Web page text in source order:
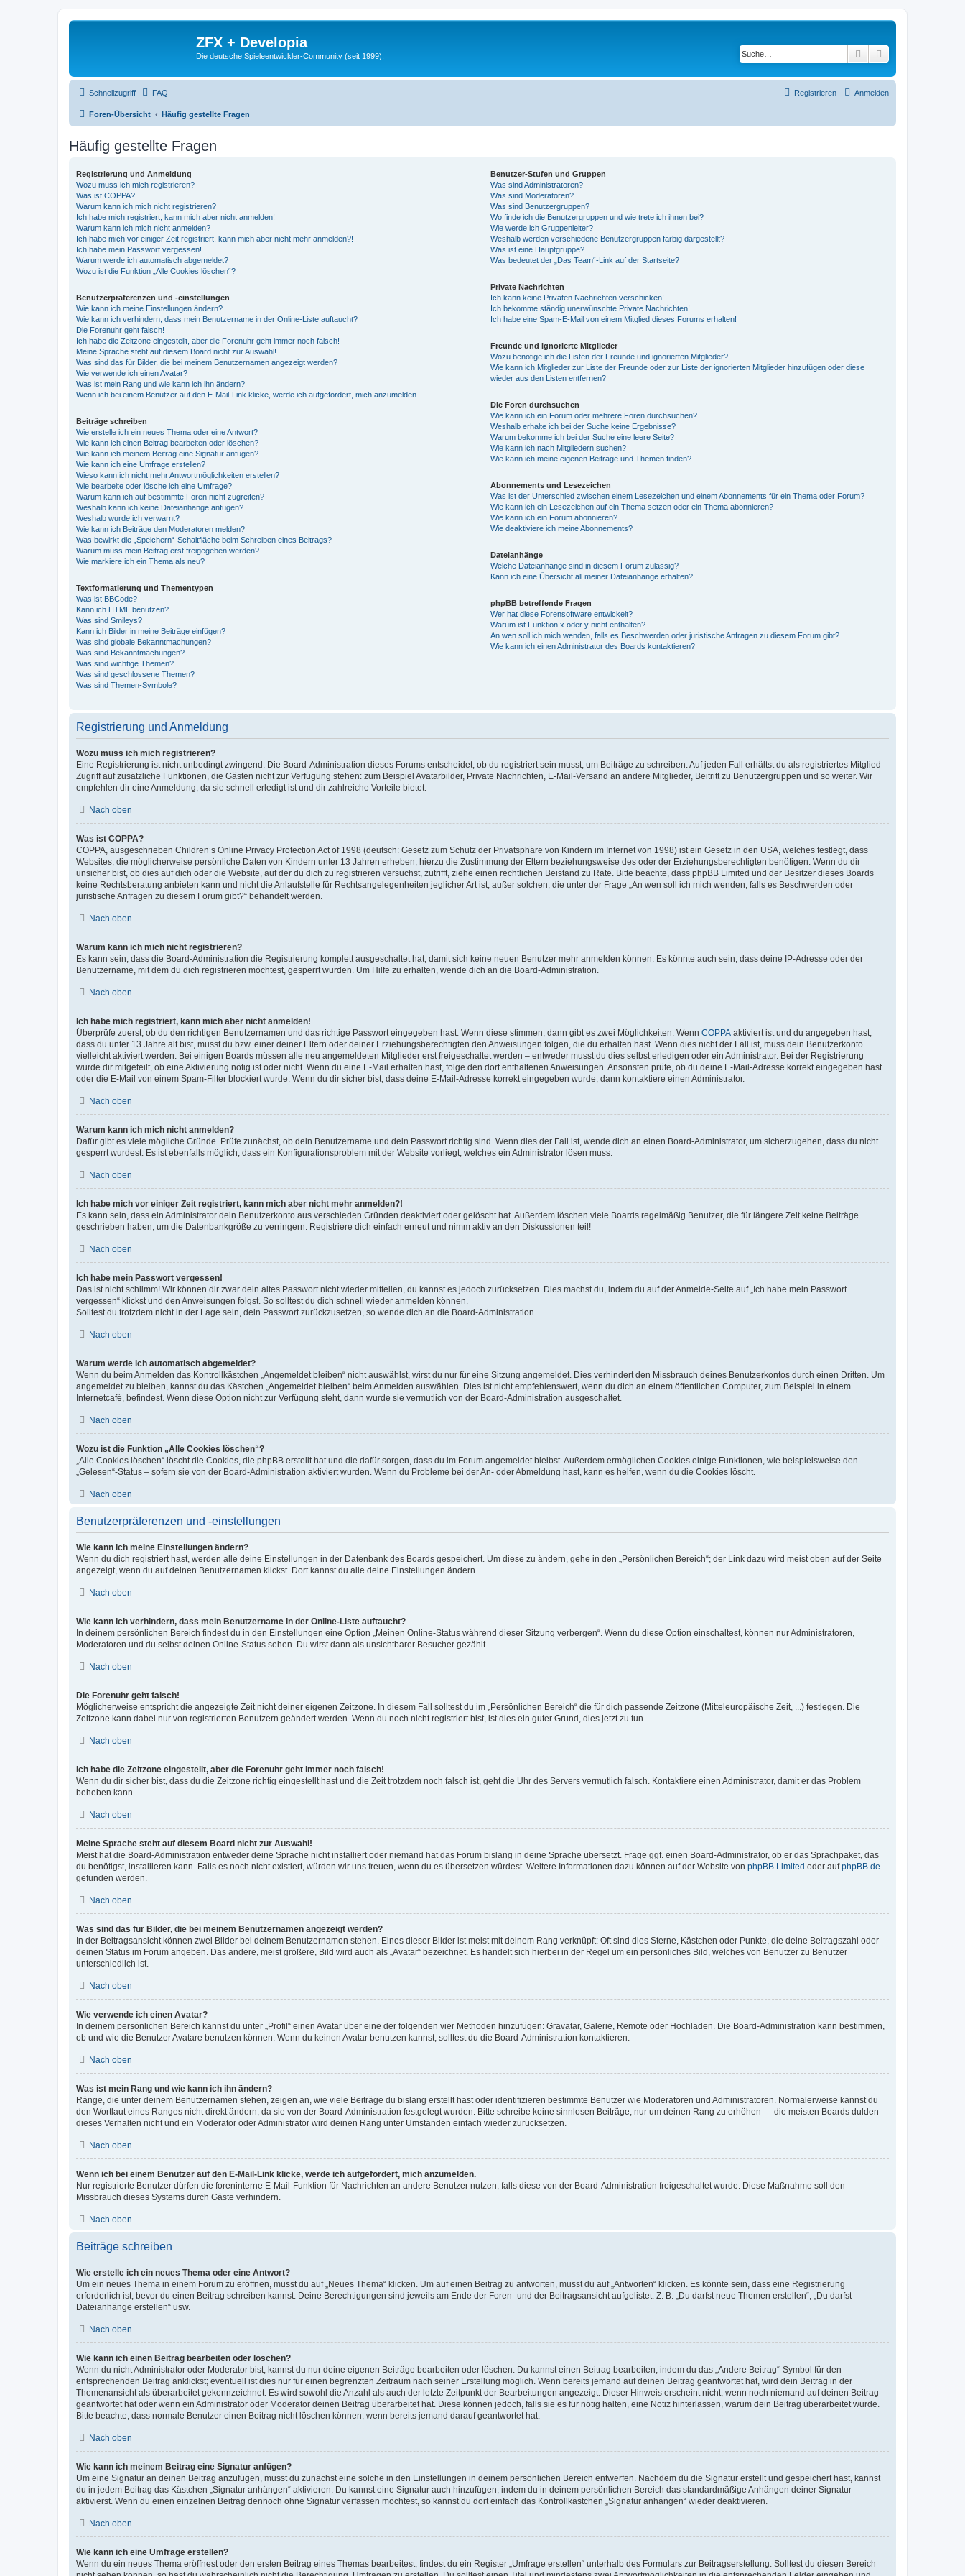
ZFX + Developia
Die deutsche Spieleentwickler-Community (seit 1999). Suche
Schnellzugriff FAQ Anmelden
Registrieren
Foren-Übersicht Häufig gestellte Fragen
Häufig gestellte Fragen
Registrierung und Anmeldung
Wozu muss ich mich registrieren?
Was ist COPPA?
Warum kann ich mich nicht registrieren?
Ich habe mich registriert, kann mich aber nicht anmelden!
Warum kann ich mich nicht anmelden?
Ich habe mich vor einiger Zeit registriert, kann mich aber nicht mehr anmelden?!
Ich habe mein Passwort vergessen!
Warum werde ich automatisch abgemeldet?
Wozu ist die Funktion „Alle Cookies löschen“?
Benutzerpräferenzen und -einstellungen
Wie kann ich meine Einstellungen ändern?
Wie kann ich verhindern, dass mein Benutzername in der Online-Liste auftaucht?
Die Forenuhr geht falsch!
Ich habe die Zeitzone eingestellt, aber die Forenuhr geht immer noch falsch!
Meine Sprache steht auf diesem Board nicht zur Auswahl!
Was sind das für Bilder, die bei meinem Benutzernamen angezeigt werden?
Wie verwende ich einen Avatar?
Was ist mein Rang und wie kann ich ihn ändern?
Wenn ich bei einem Benutzer auf den E-Mail-Link klicke, werde ich aufgefordert, mich anzumelden.
Beiträge schreiben
Wie erstelle ich ein neues Thema oder eine Antwort?
Wie kann ich einen Beitrag bearbeiten oder löschen?
Wie kann ich meinem Beitrag eine Signatur anfügen?
Wie kann ich eine Umfrage erstellen?
Wieso kann ich nicht mehr Antwortmöglichkeiten erstellen?
Wie bearbeite oder lösche ich eine Umfrage?
Warum kann ich auf bestimmte Foren nicht zugreifen?
Weshalb kann ich keine Dateianhänge anfügen?
Weshalb wurde ich verwarnt?
Wie kann ich Beiträge den Moderatoren melden?
Was bewirkt die „Speichern“-Schaltfläche beim Schreiben eines Beitrags?
Warum muss mein Beitrag erst freigegeben werden?
Wie markiere ich ein Thema als neu?
Textformatierung und Thementypen
Was ist BBCode?
Kann ich HTML benutzen?
Was sind Smileys?
Kann ich Bilder in meine Beiträge einfügen?
Was sind globale Bekanntmachungen?
Was sind Bekanntmachungen?
Was sind wichtige Themen?
Was sind geschlossene Themen?
Was sind Themen-Symbole?
Benutzer-Stufen und Gruppen
Was sind Administratoren?
Was sind Moderatoren?
Was sind Benutzergruppen?
Wo finde ich die Benutzergruppen und wie trete ich ihnen bei?
Wie werde ich Gruppenleiter?
Weshalb werden verschiedene Benutzergruppen farbig dargestellt?
Was ist eine Hauptgruppe?
Was bedeutet der „Das Team“-Link auf der Startseite?
Private Nachrichten
Ich kann keine Privaten Nachrichten verschicken!
Ich bekomme ständig unerwünschte Private Nachrichten!
Ich habe eine Spam-E-Mail von einem Mitglied dieses Forums erhalten!
Freunde und ignorierte Mitglieder
Wozu benötige ich die Listen der Freunde und ignorierten Mitglieder?
Wie kann ich Mitglieder zur Liste der Freunde oder zur Liste der ignorierten Mitglieder hinzufügen oder diese
wieder aus den Listen entfernen?
Die Foren durchsuchen
Wie kann ich ein Forum oder mehrere Foren durchsuchen?
Weshalb erhalte ich bei der Suche keine Ergebnisse?
Warum bekomme ich bei der Suche eine leere Seite?
Wie kann ich nach Mitgliedern suchen?
Wie kann ich meine eigenen Beiträge und Themen finden?
Abonnements und Lesezeichen
Was ist der Unterschied zwischen einem Lesezeichen und einem Abonnements für ein Thema oder Forum?
Wie kann ich ein Lesezeichen auf ein Thema setzen oder ein Thema abonnieren?
Wie kann ich ein Forum abonnieren?
Wie deaktiviere ich meine Abonnements?
Dateianhänge
Welche Dateianhänge sind in diesem Forum zulässig?
Kann ich eine Übersicht all meiner Dateianhänge erhalten?
phpBB betreffende Fragen
Wer hat diese Forensoftware entwickelt?
Warum ist Funktion x oder y nicht enthalten?
An wen soll ich mich wenden, falls es Beschwerden oder juristische Anfragen zu diesem Forum gibt?
Wie kann ich einen Administrator des Boards kontaktieren?
Registrierung und Anmeldung
Wozu muss ich mich registrieren?
Eine Registrierung ist nicht unbedingt zwingend. Die Board-Administration dieses Forums entscheidet, ob du registriert sein musst, um Beiträge zu schreiben. Auf jeden Fall erhältst du als registriertes Mitglied
Zugriff auf zusätzliche Funktionen, die Gästen nicht zur Verfügung stehen: zum Beispiel Avatarbilder, Private Nachrichten, E-Mail-Versand an andere Mitglieder, Beitritt zu Benutzergruppen und so weiter. Wir
empfehlen dir eine Anmeldung, da sie schnell erledigt ist und dir zahlreiche Vorteile bietet.
Nach oben
Was ist COPPA?
COPPA, ausgeschrieben Children’s Online Privacy Protection Act of 1998 (deutsch: Gesetz zum Schutz der Privatsphäre von Kindern im Internet von 1998) ist ein Gesetz in den USA, welches festlegt, dass
Websites, die möglicherweise persönliche Daten von Kindern unter 13 Jahren erheben, hierzu die Zustimmung der Eltern beziehungsweise des oder der Erziehungsberechtigten benötigen. Wenn du dir
unsicher bist, ob dies auf dich oder die Website, auf der du dich zu registrieren versuchst, zutrifft, ziehe einen rechtlichen Beistand zu Rate. Bitte beachte, dass phpBB Limited und der Besitzer dieses Boards
keine Rechtsberatung anbieten kann und nicht die Anlaufstelle für Rechtsangelegenheiten jeglicher Art ist; außer solchen, die unter der Frage „An wen soll ich mich wenden, falls es Beschwerden oder
juristische Anfragen zu diesem Forum gibt?“ behandelt werden.
Nach oben
Warum kann ich mich nicht registrieren?
Es kann sein, dass die Board-Administration die Registrierung komplett ausgeschaltet hat, damit sich keine neuen Benutzer mehr anmelden können. Es könnte auch sein, dass deine IP-Adresse oder der
Benutzername, mit dem du dich registrieren möchtest, gesperrt wurden. Um Hilfe zu erhalten, wende dich an die Board-Administration.
Nach oben
Ich habe mich registriert, kann mich aber nicht anmelden!
Überprüfe zuerst, ob du den richtigen Benutzernamen und das richtige Passwort eingegeben hast. Wenn diese stimmen, dann gibt es zwei Möglichkeiten. Wenn COPPA aktiviert ist und du angegeben hast,
dass du unter 13 Jahre alt bist, musst du bzw. einer deiner Eltern oder deiner Erziehungsberechtigten den Anweisungen folgen, die du erhalten hast. Wenn dies nicht der Fall ist, muss dein Benutzerkonto
vielleicht aktiviert werden. Bei einigen Boards müssen alle neu angemeldeten Mitglieder erst freigeschaltet werden – entweder musst du dies selbst erledigen oder ein Administrator. Bei der Registrierung
wurde dir mitgeteilt, ob eine Aktivierung nötig ist oder nicht. Wenn du eine E-Mail erhalten hast, folge den dort enthaltenen Anweisungen. Ansonsten prüfe, ob du deine E-Mail-Adresse korrekt eingegeben hast
oder die E-Mail von einem Spam-Filter blockiert wurde. Wenn du dir sicher bist, dass deine E-Mail-Adresse korrekt eingegeben wurde, dann kontaktiere einen Administrator.
Nach oben
Warum kann ich mich nicht anmelden?
Dafür gibt es viele mögliche Gründe. Prüfe zunächst, ob dein Benutzername und dein Passwort richtig sind. Wenn dies der Fall ist, wende dich an einen Board-Administrator, um sicherzugehen, dass du nicht
gesperrt wurdest. Es ist ebenfalls möglich, dass ein Konfigurationsproblem mit der Website vorliegt, welches ein Administrator lösen muss.
Nach oben
Ich habe mich vor einiger Zeit registriert, kann mich aber nicht mehr anmelden?!
Es kann sein, dass ein Administrator dein Benutzerkonto aus verschieden Gründen deaktiviert oder gelöscht hat. Außerdem löschen viele Boards regelmäßig Benutzer, die für längere Zeit keine Beiträge
geschrieben haben, um die Datenbankgröße zu verringern. Registriere dich einfach erneut und nimm aktiv an den Diskussionen teil!
Nach oben
Ich habe mein Passwort vergessen!
Das ist nicht schlimm! Wir können dir zwar dein altes Passwort nicht wieder mitteilen, du kannst es jedoch zurücksetzen. Dies machst du, indem du auf der Anmelde-Seite auf „Ich habe mein Passwort
vergessen“ klickst und den Anweisungen folgst. So solltest du dich schnell wieder anmelden können.
Solltest du trotzdem nicht in der Lage sein, dein Passwort zurückzusetzen, so wende dich an die Board-Administration.
Nach oben
Warum werde ich automatisch abgemeldet?
Wenn du beim Anmelden das Kontrollkästchen „Angemeldet bleiben“ nicht auswählst, wirst du nur für eine Sitzung angemeldet. Dies verhindert den Missbrauch deines Benutzerkontos durch einen Dritten. Um
angemeldet zu bleiben, kannst du das Kästchen „Angemeldet bleiben“ beim Anmelden auswählen. Dies ist nicht empfehlenswert, wenn du dich an einem öffentlichen Computer, zum Beispiel in einem
Internetcafé, befindest. Wenn diese Option nicht zur Verfügung steht, dann wurde sie vermutlich von der Board-Administration ausgeschaltet.
Nach oben
Wozu ist die Funktion „Alle Cookies löschen“?
„Alle Cookies löschen“ löscht die Cookies, die phpBB erstellt hat und die dafür sorgen, dass du im Forum angemeldet bleibst. Außerdem ermöglichen Cookies einige Funktionen, wie beispielsweise den
„Gelesen“-Status – sofern sie von der Board-Administration aktiviert wurden. Wenn du Probleme bei der An- oder Abmeldung hast, kann es helfen, wenn du die Cookies löscht.
Nach oben
Benutzerpräferenzen und -einstellungen
Wie kann ich meine Einstellungen ändern?
Wenn du dich registriert hast, werden alle deine Einstellungen in der Datenbank des Boards gespeichert. Um diese zu ändern, gehe in den „Persönlichen Bereich“; der Link dazu wird meist oben auf der Seite
angezeigt, wenn du auf deinen Benutzernamen klickst. Dort kannst du alle deine Einstellungen ändern.
Nach oben
Wie kann ich verhindern, dass mein Benutzername in der Online-Liste auftaucht?
In deinem persönlichen Bereich findest du in den Einstellungen eine Option „Meinen Online-Status während dieser Sitzung verbergen“. Wenn du diese Option einschaltest, können nur Administratoren,
Moderatoren und du selbst deinen Online-Status sehen. Du wirst dann als unsichtbarer Besucher gezählt.
Nach oben
Die Forenuhr geht falsch!
Möglicherweise entspricht die angezeigte Zeit nicht deiner eigenen Zeitzone. In diesem Fall solltest du im „Persönlichen Bereich“ die für dich passende Zeitzone (Mitteleuropäische Zeit, ...) festlegen. Die
Zeitzone kann dabei nur von registrierten Benutzern geändert werden. Wenn du noch nicht registriert bist, ist dies ein guter Grund, dies jetzt zu tun.
Nach oben
Ich habe die Zeitzone eingestellt, aber die Forenuhr geht immer noch falsch!
Wenn du dir sicher bist, dass du die Zeitzone richtig eingestellt hast und die Zeit trotzdem noch falsch ist, geht die Uhr des Servers vermutlich falsch. Kontaktiere einen Administrator, damit er das Problem
beheben kann.
Nach oben
Meine Sprache steht auf diesem Board nicht zur Auswahl!
Meist hat die Board-Administration entweder deine Sprache nicht installiert oder niemand hat das Forum bislang in deine Sprache übersetzt. Frage ggf. einen Board-Administrator, ob er das Sprachpaket, das
du benötigst, installieren kann. Falls es noch nicht existiert, würden wir uns freuen, wenn du es übersetzen würdest. Weitere Informationen dazu können auf der Website von phpBB Limited oder aufphpBB.de
gefunden werden.
Nach oben
Was sind das für Bilder, die bei meinem Benutzernamen angezeigt werden?
In der Beitragsansicht können zwei Bilder bei deinem Benutzernamen stehen. Eines dieser Bilder ist meist mit deinem Rang verknüpft: Oft sind dies Sterne, Kästchen oder Punkte, die deine Beitragszahl oder
deinen Status im Forum angeben. Das andere, meist größere, Bild wird auch als „Avatar“ bezeichnet. Es handelt sich hierbei in der Regel um ein persönliches Bild, welches von Benutzer zu Benutzer
unterschiedlich ist.
Nach oben
Wie verwende ich einen Avatar?
In deinem persönlichen Bereich kannst du unter „Profil“ einen Avatar über eine der folgenden vier Methoden hinzufügen: Gravatar, Galerie, Remote oder Hochladen. Die Board-Administration kann bestimmen,
ob und wie die Benutzer Avatare benutzen können. Wenn du keinen Avatar benutzen kannst, solltest du die Board-Administration kontaktieren.
Nach oben
Was ist mein Rang und wie kann ich ihn ändern?
Ränge, die unter deinem Benutzernamen stehen, zeigen an, wie viele Beiträge du bislang erstellt hast oder identifizieren bestimmte Benutzer wie Moderatoren und Administratoren. Normalerweise kannst du
den Wortlaut eines Ranges nicht direkt ändern, da sie von der Board-Administration festgelegt wurden. Bitte schreibe keine sinnlosen Beiträge, nur um deinen Rang zu erhöhen — die meisten Boards dulden
dieses Verhalten nicht und ein Moderator oder Administrator wird deinen Rang unter Umständen einfach wieder zurücksetzen.
Nach oben
Wenn ich bei einem Benutzer auf den E-Mail-Link klicke, werde ich aufgefordert, mich anzumelden.
Nur registrierte Benutzer dürfen die foreninterne E-Mail-Funktion für Nachrichten an andere Benutzer nutzen, falls diese von der Board-Administration freigeschaltet wurde. Diese Maßnahme soll den
Missbrauch dieses Systems durch Gäste verhindern.
Nach oben
Beiträge schreiben
Wie erstelle ich ein neues Thema oder eine Antwort?
Um ein neues Thema in einem Forum zu eröffnen, musst du auf „Neues Thema“ klicken. Um auf einen Beitrag zu antworten, musst du auf „Antworten“ klicken. Es könnte sein, dass eine Registrierung
erforderlich ist, bevor du einen Beitrag schreiben kannst. Deine Berechtigungen sind jeweils am Ende der Foren- und der Beitragsansicht aufgelistet. Z. B. „Du darfst neue Themen erstellen“, „Du darfst
Dateianhänge erstellen“ usw.
Nach oben
Wie kann ich einen Beitrag bearbeiten oder löschen?
Wenn du nicht Administrator oder Moderator bist, kannst du nur deine eigenen Beiträge bearbeiten oder löschen. Du kannst einen Beitrag bearbeiten, indem du das „Ändere Beitrag“-Symbol für den
entsprechenden Beitrag anklickst; eventuell ist dies nur für einen begrenzten Zeitraum nach seiner Erstellung möglich. Wenn bereits jemand auf deinen Beitrag geantwortet hat, wird dein Beitrag in der
Themenansicht als überarbeitet gekennzeichnet. Es wird sowohl die Anzahl als auch der letzte Zeitpunkt der Bearbeitungen angezeigt. Dieser Hinweis erscheint nicht, wenn noch niemand auf deinen Beitrag
geantwortet hat oder wenn ein Administrator oder Moderator deinen Beitrag überarbeitet hat. Diese können jedoch, falls sie es für nötig halten, eine Notiz hinterlassen, warum dein Beitrag überarbeitet wurde.
Bitte beachte, dass normale Benutzer einen Beitrag nicht löschen können, wenn bereits jemand darauf geantwortet hat.
Nach oben
Wie kann ich meinem Beitrag eine Signatur anfügen?
Um eine Signatur an deinen Beitrag anzufügen, musst du zunächst eine solche in den Einstellungen in deinem persönlichen Bereich entwerfen. Nachdem du die Signatur erstellt und gespeichert hast, kannst
du in jedem Beitrag das Kästchen „Signatur anhängen“ aktivieren. Du kannst eine Signatur auch hinzufügen, indem du in deinem persönlichen Bereich das standardmäßige Anhängen deiner Signatur
aktivierst. Wenn du einen einzelnen Beitrag dennoch ohne Signatur verfassen möchtest, so kannst du dort einfach das Kontrollkästchen „Signatur anhängen“ wieder deaktivieren.
Nach oben
Wie kann ich eine Umfrage erstellen?
Wenn du ein neues Thema eröffnest oder den ersten Beitrag eines Themas bearbeitest, findest du ein Register „Umfrage erstellen“ unterhalb des Formulars zur Beitragserstellung. Solltest du diesen Bereich